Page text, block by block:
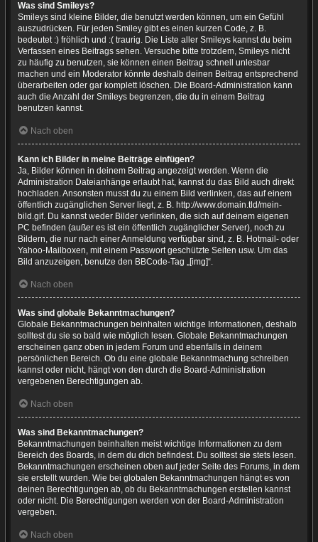
Was sind Smileys?
Smileys sind kleine Bilder, die benutzt werden können, um ein Gefühl
auszudrücken. Für jeden Smiley gibt es einen kurzen Code, z. B.
bedeutet :) fröhlich und :( traurig. Die Liste aller Smileys kannst du beim
Verfassen eines Beitrags sehen. Versuche bitte trotzdem, Smileys nicht
zu häufig zu benutzen, sie können einen Beitrag schnell unlesbar
machen und ein Moderator könnte deshalb deinen Beitrag entsprechend
überarbeiten oder gar komplett löschen. Die Board-Administration kann
auch die Anzahl der Smileys begrenzen, die du in einem Beitrag
benutzen kannst.
Nach oben
Kann ich Bilder in meine Beiträge einfügen?
Ja, Bilder können in deinem Beitrag angezeigt werden. Wenn die
Administration Dateianhänge erlaubt hat, kannst du das Bild auch direkt
hochladen. Ansonsten musst du zu einem Bild verlinken, das auf einem
öffentlich zugänglichen Server liegt, z. B. http://www.domain.tld/mein-
bild.gif. Du kannst weder Bilder verlinken, die sich auf deinem eigenen
PC befinden (außer es ist ein öffentlich zugänglicher Server), noch zu
Bildern, die nur nach einer Anmeldung verfügbar sind, z. B. Hotmail- oder
Yahoo-Mailboxen, mit einem Passwort geschützte Seiten usw. Um das
Bild anzuzeigen, benutze den BBCode-Tag „[img]“.
Nach oben
Was sind globale Bekanntmachungen?
Globale Bekanntmachungen beinhalten wichtige Informationen, deshalb
solltest du sie so bald wie möglich lesen. Globale Bekanntmachungen
erscheinen ganz oben in jedem Forum und ebenfalls in deinem
persönlichen Bereich. Ob du eine globale Bekanntmachung schreiben
kannst oder nicht, hängt von den durch die Board-Administration
vergebenen Berechtigungen ab.
Nach oben
Was sind Bekanntmachungen?
Bekanntmachungen beinhalten meist wichtige Informationen zu dem
Bereich des Boards, in dem du dich befindest. Du solltest sie stets lesen.
Bekanntmachungen erscheinen oben auf jeder Seite des Forums, in dem
sie erstellt wurden. Wie bei globalen Bekanntmachungen hängt es von
deinen Berechtigungen ab, ob du Bekanntmachungen erstellen kannst
oder nicht. Die Berechtigungen werden von der Board-Administration
vergeben.
Nach oben